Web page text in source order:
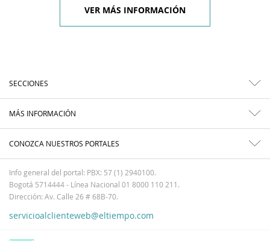
VER MÁS INFORMACIÓN
SECCIONES
MÁS INFORMACIÓN
CONOZCA NUESTROS PORTALES
Info general del portal: PBX: 57 (1) 2940100.
Bogotá 5714444 - Línea Nacional 01 8000 110 211.
Dirección: Av. Calle 26 # 68B-70.
servicioalclienteweb@eltiempo.com